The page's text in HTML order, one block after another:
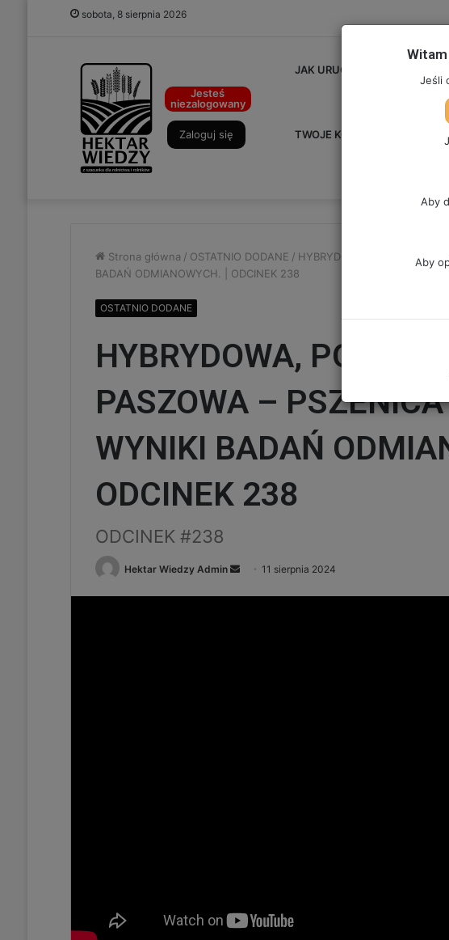
sobota, 8 sierpnia 2026
Jesteś
niezalogowany
Zaloguj się
JAK URUCHOMIĆ PORTAL
TWOJE KONTO SKLEP
Strona główna / OSTATNIO DODANE / HYBRYDOWA,
BADAŃ ODMIANOWYCH. | ODCINEK 238
OSTATNIO DODANE
HYBRYDOWA,
PASZOWA –
WYNIKI BADAŃ
ODCINEK 238
ODCINEK #238
Hektar Wiedzy Admin
Send 11 sierpnia 2024
Jeśli
Aby
Aby